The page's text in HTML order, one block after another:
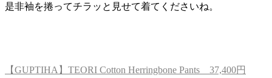
是非袖を捲ってチラッと見せて着てくださいね。
【GUPTIHA】TEORI Cotton Herringbone Pants 37,400円